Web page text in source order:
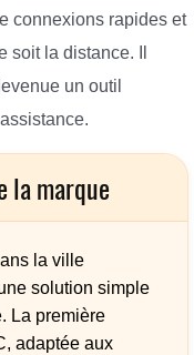
connexions rapides et
la distance. Il
un outil
la marque
la ville
solution simple
La première
adaptée aux